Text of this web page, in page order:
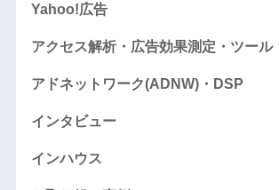
Yahoo!広告
アクセス解析・広告効果測定・ツール
アドネットワーク(ADNW)・DSP
インタビュー
インハウス